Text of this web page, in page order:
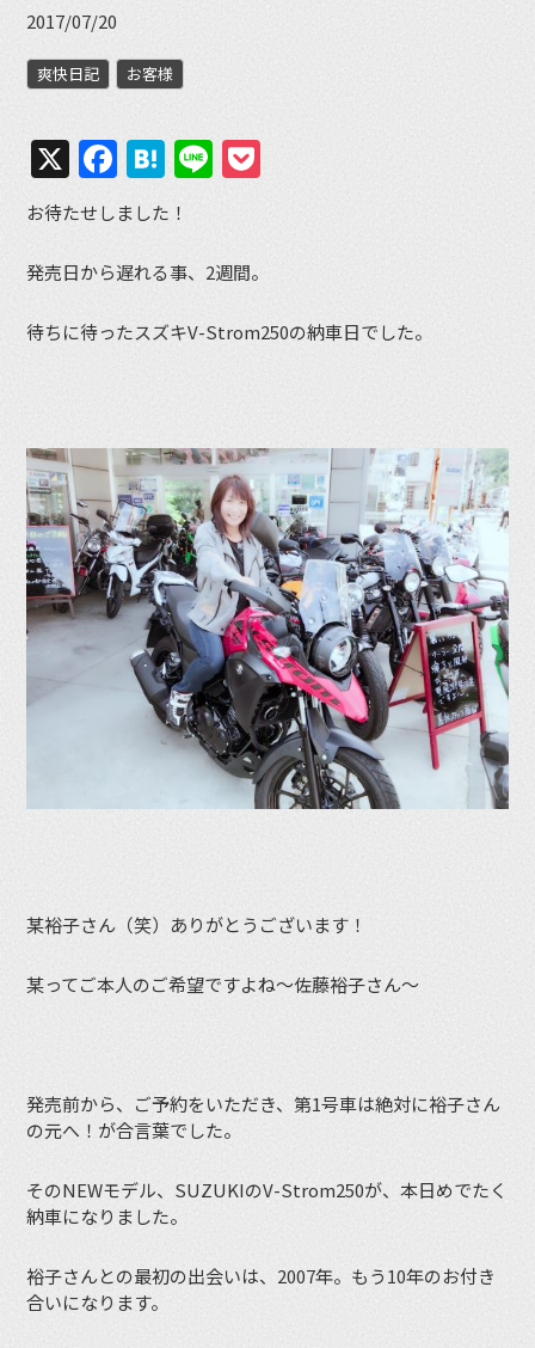
2017/07/20
爽快日記 お客様
X Facebook
Hatena
Line
お待たせしました！
発売日から遅れる事、2週間。
待ちに待ったスズキV-Strom250の納車日でした。
某裕子さん（笑）ありがとうございます！
某ってご本人のご希望ですよね〜佐藤裕子さん〜
発売前から、ご予約をいただき、第1号車は絶対に裕子さん
の元へ！が合言葉でした。
そのNEWモデル、SUZUKIのV-Strom250が、本日めでたく
納車になりました。
裕子さんとの最初の出会いは、2007年。もう10年のお付き
合いになります。